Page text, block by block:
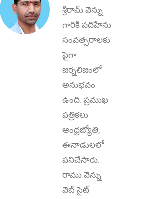
శ్రీరామ్ వెన్ను
గారికి పదిహేను
సంవత్సరాలకు
పైగా
జర్నలిజంలో
అనుభవం
ఉంది. ప్రముఖ
పత్రికలు
ఆంధ్ర‌జ్యోతి,
ఈనాడులలో
పనిచేసారు.
రాము వెన్ను
వెబ్ సైట్